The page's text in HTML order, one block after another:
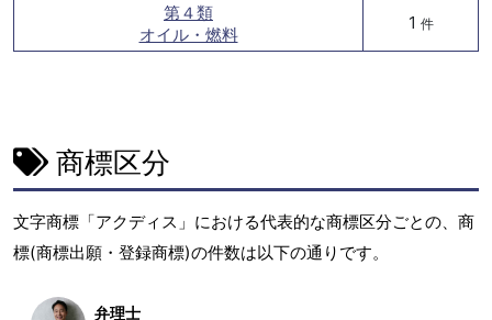
第４類
オイル・燃料
1 件
商標区分
文字商標「アクディス」における代表的な商標区分ごとの、商
標(商標出願・登録商標)の件数は以下の通りです。
弁理士